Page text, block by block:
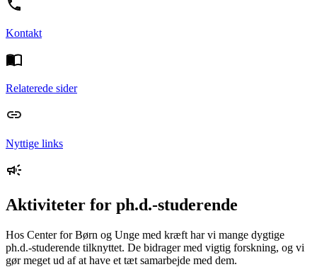
Kontakt
Relaterede sider
Nyttige links
Aktiviteter for ph.d.-studerende
Hos Center for Børn og Unge med kræft har vi mange dygtige
ph.d.-studerende tilknyttet. De bidrager med vigtig forskning, og vi
gør meget ud af at have et tæt samarbejde med dem.